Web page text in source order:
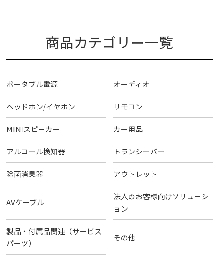
商品カテゴリー一覧
ポータブル電源 オーディオ
ヘッドホン/イヤホン リモコン
MINIスピーカー カー用品
アルコール検知器 トランシーバー
除菌消臭器 アウトレット
AVケーブル
法人のお客様向けソリューシ
ョン
製品・付属品関連（サービス
パーツ）
その他